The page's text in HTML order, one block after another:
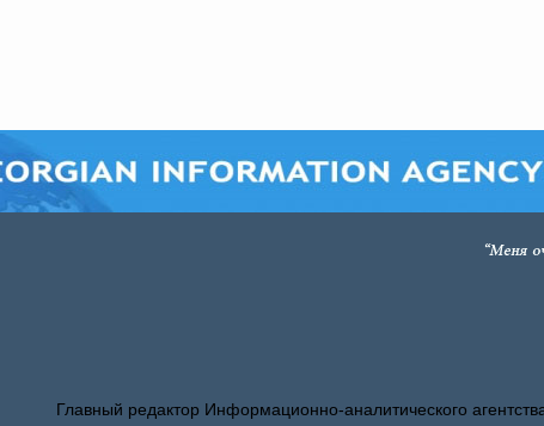
Главный редактор Информационно-аналитического